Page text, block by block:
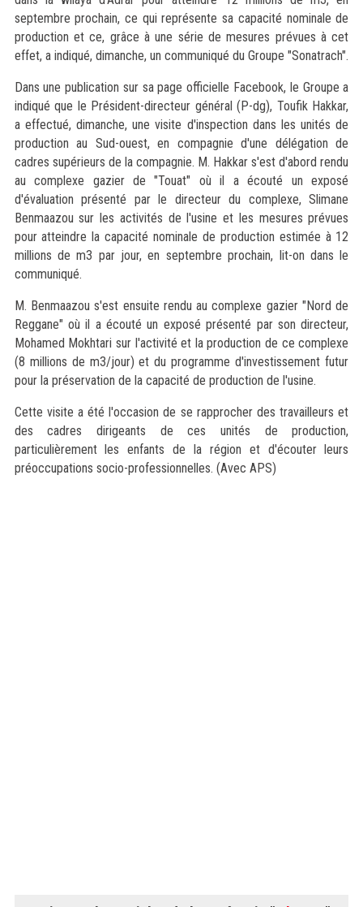
septembre prochain, ce qui représente sa capacité nominale de
production et ce, grâce à une série de mesures prévues à cet
effet, a indiqué, dimanche, un communiqué du Groupe "Sonatrach".
Dans une publication sur sa page officielle Facebook, le Groupe a
indiqué que le Président-directeur général (P-dg), Toufik Hakkar,
a effectué, dimanche, une visite d'inspection dans les unités de
production au Sud-ouest, en compagnie d'une délégation de
cadres supérieurs de la compagnie. M. Hakkar s'est d'abord rendu
au complexe gazier de "Touat" où il a écouté un exposé
d'évaluation présenté par le directeur du complexe, Slimane
Benmaazou sur les activités de l'usine et les mesures prévues
pour atteindre la capacité nominale de production estimée à 12
millions de m3 par jour, en septembre prochain, lit-on dans le
communiqué.
M. Benmaazou s'est ensuite rendu au complexe gazier "Nord de
Reggane" où il a écouté un exposé présenté par son directeur,
Mohamed Mokhtari sur l'activité et la production de ce complexe
(8 millions de m3/jour) et du programme d'investissement futur
pour la préservation de la capacité de production de l'usine.
Cette visite a été l'occasion de se rapprocher des travailleurs et
des cadres dirigeants de ces unités de production,
particulièrement les enfants de la région et d'écouter leurs
préoccupations socio-professionnelles. (Avec APS)